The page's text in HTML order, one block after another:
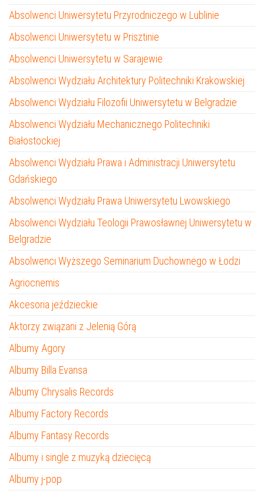
Absolwenci Uniwersytetu Przyrodniczego w Lublinie
Absolwenci Uniwersytetu w Prisztinie
Absolwenci Uniwersytetu w Sarajewie
Absolwenci Wydziału Architektury Politechniki Krakowskiej
Absolwenci Wydziału Filozofii Uniwersytetu w Belgradzie
Absolwenci Wydziału Mechanicznego Politechniki
Białostockiej
Absolwenci Wydziału Prawa i Administracji Uniwersytetu
Gdańskiego
Absolwenci Wydziału Prawa Uniwersytetu Lwowskiego
Absolwenci Wydziału Teologii Prawosławnej Uniwersytetu w
Belgradzie
Absolwenci Wyższego Seminarium Duchownego w Łodzi
Agriocnemis
Akcesoria jeździeckie
Aktorzy związani z Jelenią Górą
Albumy Agory
Albumy Billa Evansa
Albumy Chrysalis Records
Albumy Factory Records
Albumy Fantasy Records
Albumy i single z muzyką dziecięcą
Albumy j-pop